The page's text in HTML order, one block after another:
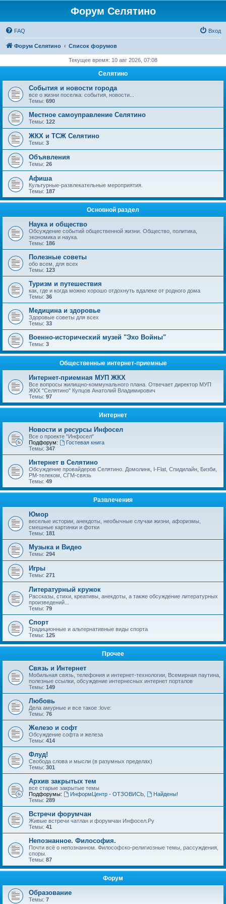
Форум Селятино
FAQ Вход
Форум Селятино Список форумов
Текущее время: 10 авг 2026, 07:08
Селятино
События и новости города
все о жизни поселка: события, новости...
Темы: 690
Местное самоуправление Селятино
Темы: 122
ЖКХ и ТСЖ Селятино
Темы: 3
Объявления
Темы: 26
Афиша
Культурные-развлекательные мероприятия.
Темы: 187
Основной раздел
Наука и общество
Обсуждение событий общественной жизни. Общество, политика,
экономика и наука.
Темы: 186
Полезные советы
обо всем, для всех
Темы: 123
Туризм и путешествия
как, где и когда можно хорошо отдохнуть вдалеке от родного дома
Темы: 36
Медицина и здоровье
Здоровые советы для всех
Темы: 33
Военно-исторический музей "Эхо Войны"
Темы: 3
Общественные интернет-приемные
Интернет-приемная МУП ЖКХ
Все вопросы жилищно-коммунального плана. Отвечает директор МУП
ЖКХ "Селятино" Купцов Анатолий Владимирович
Темы: 97
Интернет
Новости и ресурсы Инфосел
Все о проекте "Инфосел"
Подфорум:
Гостевая книга
Темы: 347
Интернет в Селятино
Обсуждение провайдеров Селятино. Домолинк, I-Flat, Спидилайн, Бизби,
РМ-телеком, СГМ-связь
Темы: 49
Развлечения
Юмор
веселые истории, анекдоты, необычные случаи жизни, афоризмы,
смешные картинки и фотки
Темы: 181
Музыка и Видео
Темы: 294
Игры
Темы: 271
Литературный кружок
Рассказы, стихи, креативы, анекдоты, а также обсуждение литературных
произведений...
Темы: 79
Спорт
Традиционные и альтернативные виды спорта
Темы: 125
Прочее
Связь и Интернет
Мобильная связь, телефония и интернет-технологии, Всемирная паутина,
полезные ссылки, обсуждение интернесных интернет порталов
Темы: 149
Любовь
Дела амурные и все такое :love:
Темы: 76
Железо и софт
Обсуждение софта и железа
Темы: 414
Флуд!
Свобода слова и мысли (в разумных пределах)
Темы: 301
Архив закрытых тем
все старые закрытые темы
Подфорумы:
ИнформЦентр - ОТЗОВИСЬ,
Найдены!
Темы: 289
Встречи форумчан
Живые встречи чатлан и форумчан Инфосел.Ру
Темы: 41
Непознанное. Философия.
Почти всё о непознанном. Философско-религиозные темы, рассуждения,
споры.
Темы: 87
Форум
Образование
Темы: 7